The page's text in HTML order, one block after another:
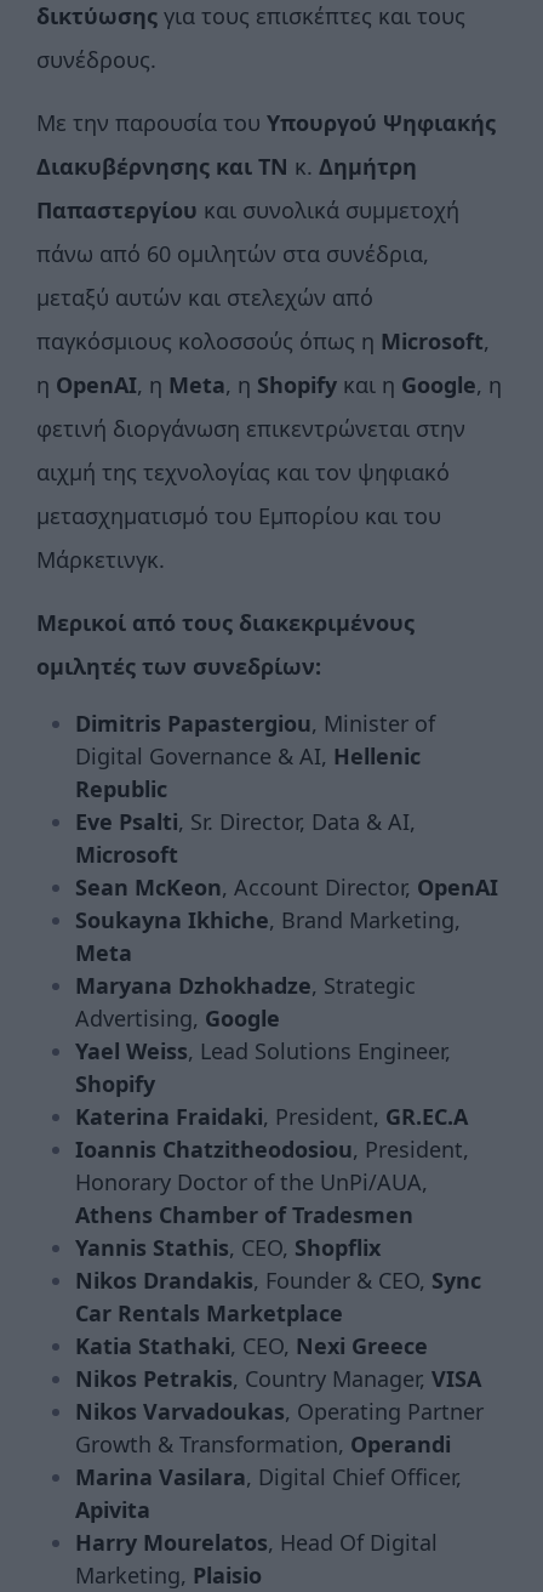
δικτύωσης για τους επισκέπτες και τους
συνέδρους.
Με την παρουσία του Υπουργού Ψηφιακής
Διακυβέρνησης και ΤΝ κ. Δημήτρη
Παπαστεργίου και συνολικά συμμετοχή
πάνω από 60 ομιλητών στα συνέδρια,
μεταξύ αυτών και στελεχών από
παγκόσμιους κολοσσούς όπως η Microsoft,
η OpenAI, η Meta, η Shopify και η Google, η
φετινή διοργάνωση επικεντρώνεται στην
αιχμή της τεχνολογίας και τον ψηφιακό
μετασχηματισμό του Εμπορίου και του
Μάρκετινγκ.
Μερικοί από τους διακεκριμένους
ομιλητές των συνεδρίων:
Dimitris Papastergiou, Minister of
Digital Governance & ΑΙ, Hellenic
Republic
Eve Psalti, Sr. Director, Data & AI,
Microsoft
Sean McKeon, Account Director, OpenAI
Soukayna Ikhiche, Brand Marketing,
Meta
Maryana Dzhokhadze, Strategic
Advertising, Google
Yael Weiss, Lead Solutions Engineer,
Shopify
Katerina Fraidaki, President, GR.EC.A
Ioannis Chatzitheodosiou, President,
Honorary Doctor of the UnPi/AUA,
Athens Chamber of Tradesmen
Yannis Stathis, CEO, Shopflix
Nikos Drandakis, Founder & CEO, Sync
Car Rentals Marketplace
Katia Stathaki, CEO, Nexi Greece
Nikos Petrakis, Country Manager, VISA
Nikos Varvadoukas, Operating Partner
Growth & Transformation, Operandi
Marina Vasilara, Digital Chief Officer,
Apivita
Harry Mourelatos, Head Of Digital
Marketing, Plaisio